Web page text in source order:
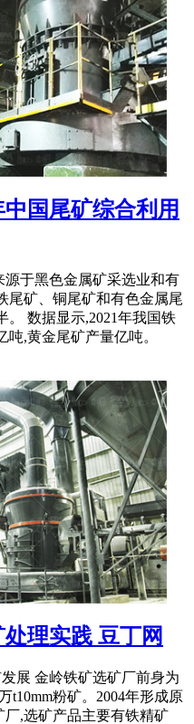
国尾矿综合利用
源于黑色金属矿采选业和有
尾矿、铜尾矿和有色金属尾
。 数据显示,2021年我国铁
,黄金尾矿产量亿吨。
理实践 豆丁网
展 金岭铁矿选矿厂前身为
t10mm粉矿。2004年形成原
厂,选矿产品主要有铁精矿